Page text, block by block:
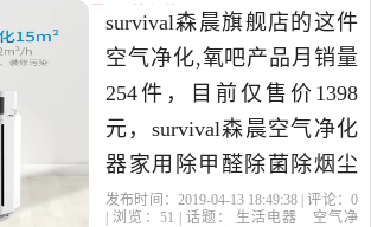
空气净化,氧吧，由广东 广
州发货。
家用除月销量254件仅售1398元
survival森晨旗舰店的这件
空气净化,氧吧产品月销量
254件，目前仅售价1398
元，survival森晨空气净化
器家用除甲醛除菌除烟尘
异味小型净化机S40是2019
发布时间：2019-04-13 18:49:38 | 评论： 0
| 浏览： 51 | 话题： 生活电器
空气净